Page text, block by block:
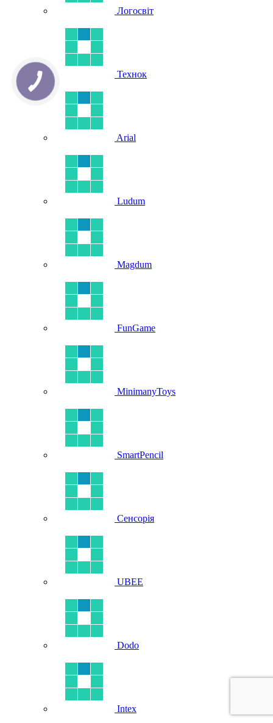
Логосвіт
Технок
Arial
Ludum
Magdum
FunGame
MinimanyToys
SmartPencil
Сенсорія
UBEE
Dodo
Intex